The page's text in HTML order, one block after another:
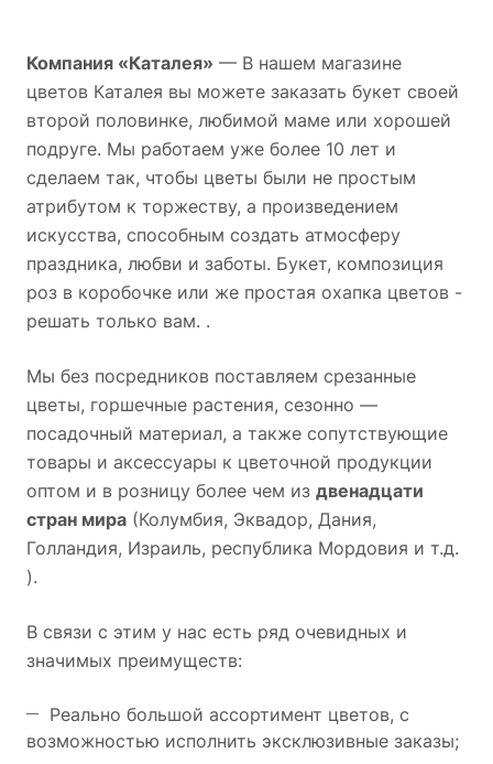
Компания «Каталея» — В нашем магазине
цветов Каталея вы можете заказать букет своей
второй половинке, любимой маме или хорошей
подруге. Мы работаем уже более 10 лет и
сделаем так, чтобы цветы были не простым
атрибутом к торжеству, а произведением
искусства, способным создать атмосферу
праздника, любви и заботы. Букет, композиция
роз в коробочке или же простая охапка цветов -
решать только вам. .
Мы без посредников поставляем срезанные
цветы, горшечные растения, сезонно —
посадочный материал, а также сопутствующие
товары и аксессуары к цветочной продукции
оптом и в розницу более чем из двенадцати
стран мира (Колумбия, Эквадор, Дания,
Голландия, Израиль, республика Мордовия и т.д.
).
В связи с этим у нас есть ряд очевидных и
значимых преимуществ:
Реально большой ассортимент цветов, с
возможностью исполнить эксклюзивные заказы;